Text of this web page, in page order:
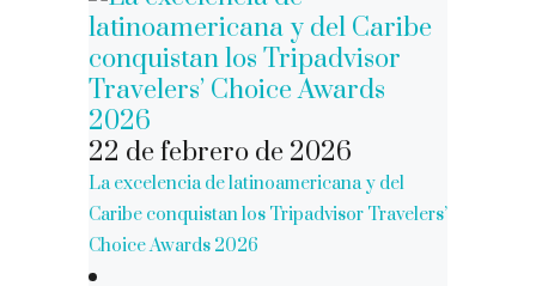
22 de febrero de 2026
La excelencia de latinoamericana y del
Caribe conquistan los Tripadvisor Travelers’
Choice Awards 2026